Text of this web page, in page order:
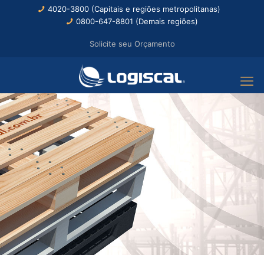
4020-3800 (Capitais e regiões metropolitanas)
0800-647-8801 (Demais regiões)
Solicite seu Orçamento